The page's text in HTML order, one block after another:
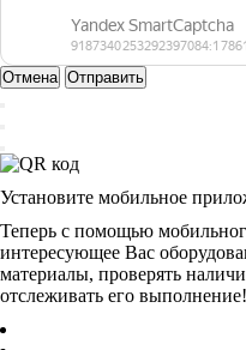
Отмена Отправить
Установите мобильное
Теперь с помощью
интересующее Вас
материалы, проверять
отслеживать его выполнение!